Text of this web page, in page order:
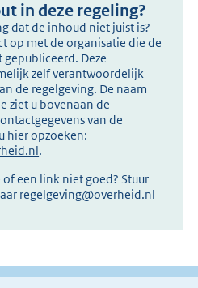
in deze regeling?
dat de inhoud niet juist is?
op met de organisatie die de
Deze
zelf verantwoordelijk
de regelgeving. De naam
ziet u bovenaan de
van de
hier opzoeken:
.
een link niet goed? Stuur
regelgeving@overheid.nl